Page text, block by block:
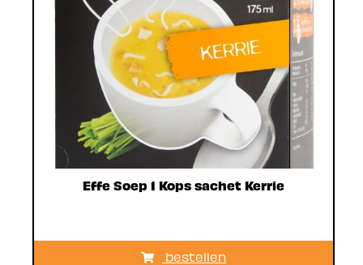
Effe Soep 1 Kops sachet Kerrie
bestellen